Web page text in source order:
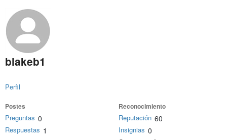
blakeb1
Perfil
Postes
Preguntas 0
Respuestas 1
Reconocimiento
Reputación 60
Insignias 0